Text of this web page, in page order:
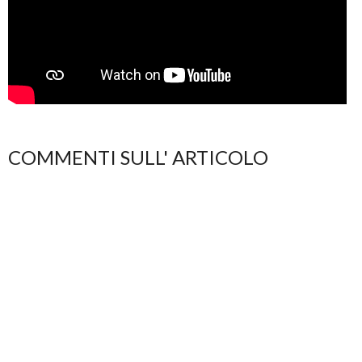
COMMENTI SULL' ARTICOLO